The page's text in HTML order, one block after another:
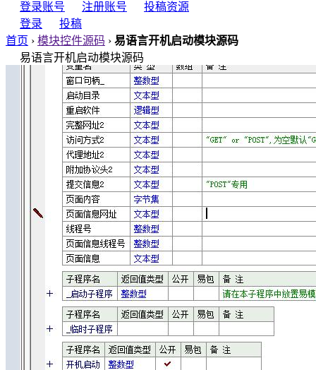
登录账号 注册账号
投稿资源
登录
投稿
首页 › 模块控件源码 › 易语言开机启动模块源码
易语言开机启动模块源码